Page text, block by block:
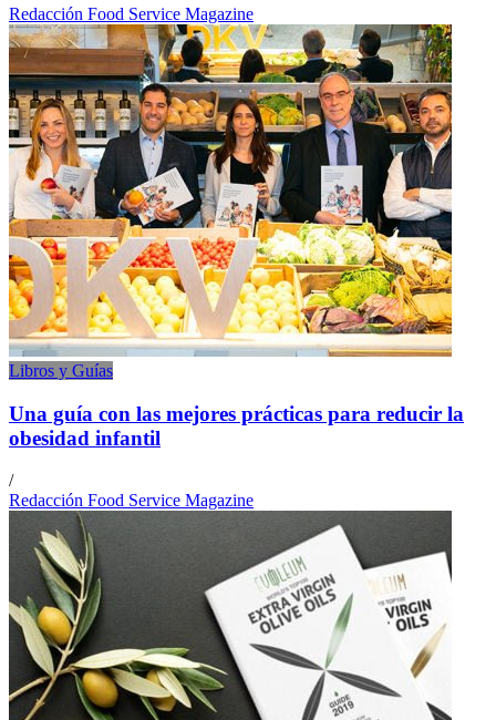
Redacción Food Service Magazine
Libros y Guías
Una guía con las mejores prácticas para reducir la
obesidad infantil
/
Redacción Food Service Magazine